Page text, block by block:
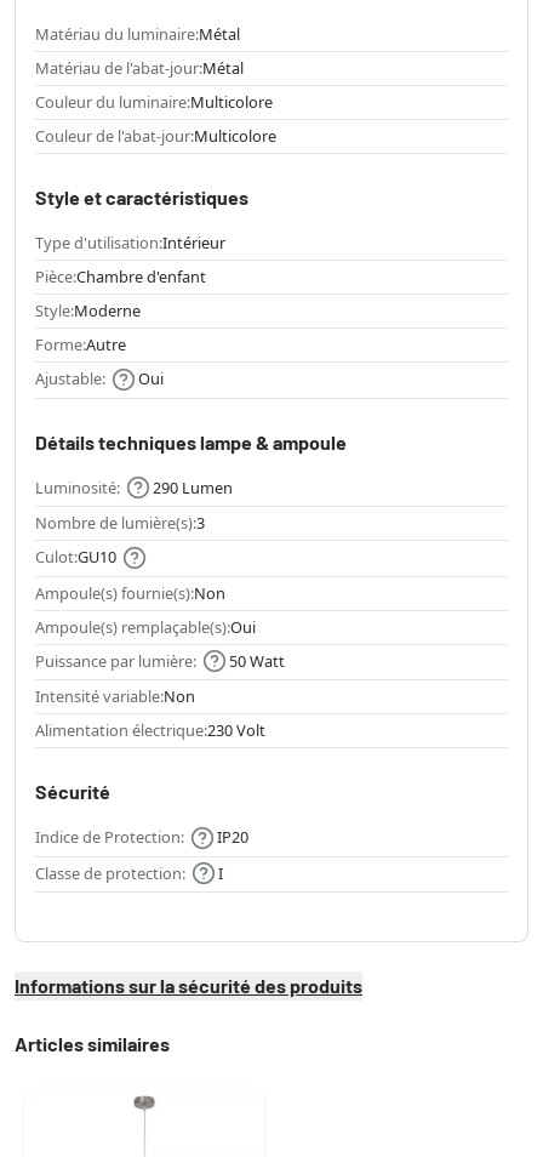
Matériau du luminaire:Métal
Matériau de l'abat-jour:Métal
Couleur du luminaire:Multicolore
Couleur de l'abat-jour:Multicolore
Style et caractéristiques
Type d'utilisation:Intérieur
Pièce:Chambre d'enfant
Style:Moderne
Forme:Autre
Ajustable:
Oui
Détails techniques lampe & ampoule
Luminosité:
290 Lumen
Nombre de lumière(s):3
Culot:GU10
Ampoule(s) fournie(s):Non
Ampoule(s) remplaçable(s):Oui
Puissance par lumière:
50 Watt
Intensité variable:Non
Alimentation électrique:230 Volt
Sécurité
Indice de Protection:
IP20
Classe de protection:
I
Informations sur la sécurité des produits
Articles similaires